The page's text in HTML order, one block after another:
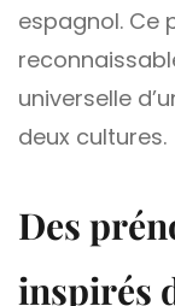
espagnol. Ce
universelle
deux cultures.
Des
inspirés